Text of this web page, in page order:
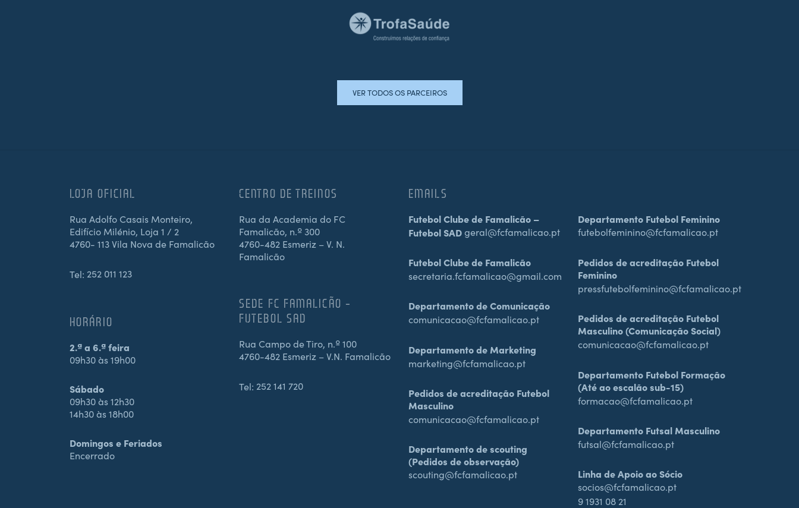
VER TODOS OS PARCEIROS
LOJA OFICIAL
Rua Adolfo Casais Monteiro,
Edifício Milénio, Loja 1 / 2
4760- 113 Vila Nova de Famalicão
Tel: 252 011 123
HORÁRIO
2.ª a 6.ª feira
09h30 às 19h00
Sábado
09h30 às 12h30
14h30 às 18h00
Domingos e Feriados
Encerrado
CENTRO DE TREINOS
Rua da Academia do FC
Famalicão, n.º 300
4760-482 Esmeriz – V. N.
Famalicão
SEDE FC FAMALICÃO –
FUTEBOL SAD
Rua Campo de Tiro, n.º 100
4760-482 Esmeriz – V.N. Famalicão
Tel: 252 141 720
EMAILS
Futebol Clube de Famalicão –
Futebol SADgeral@fcfamalicao.pt
Futebol Clube de Famalicão
secretaria.fcfamalicao@gmail.com
Departamento de Comunicação
comunicacao@fcfamalicao.pt
Departamento de Marketing
marketing@fcfamalicao.pt
Pedidos de acreditação Futebol
Masculino
comunicacao@fcfamalicao.pt
Departamento de scouting
(Pedidos de observação)
scouting@fcfamalicao.pt
Departamento Futebol Feminino
futebolfeminino@fcfamalicao.pt
Pedidos de acreditação Futebol
Feminino
pressfutebolfeminino@fcfamalicao.pt
Pedidos de acreditação Futebol
Masculino (Comunicação Social)
comunicacao@fcfamalicao.pt
Departamento Futebol Formação
(Até ao escalão sub-15)
formacao@fcfamalicao.pt
Departamento Futsal Masculino
futsal@fcfamalicao.pt
Linha de Apoio ao Sócio
socios@fcfamalicao.pt
9 1931 08 21